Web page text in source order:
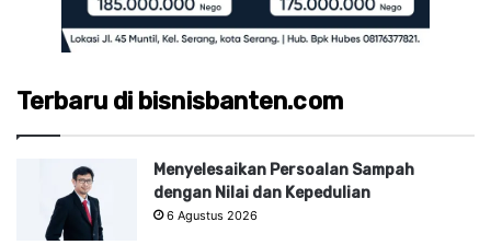
Terbaru di bisnisbanten.com
Menyelesaikan Persoalan Sampah
dengan Nilai dan Kepedulian
6 Agustus 2026